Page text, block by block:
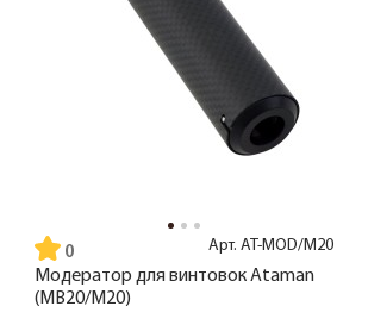
Арт. AT-MOD/M20
Модератор для винтовок Ataman
(МВ20/М20)